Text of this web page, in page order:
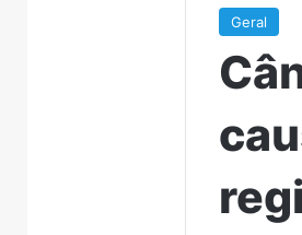
Geral